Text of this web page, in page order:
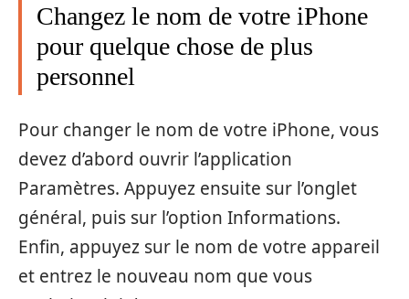
Changez le nom de votre iPhone
pour quelque chose de plus
personnel
Pour changer le nom de votre iPhone, vous
devez d’abord ouvrir l’application
Paramètres. Appuyez ensuite sur l’onglet
général, puis sur l’option Informations.
Enfin, appuyez sur le nom de votre appareil
et entrez le nouveau nom que vous